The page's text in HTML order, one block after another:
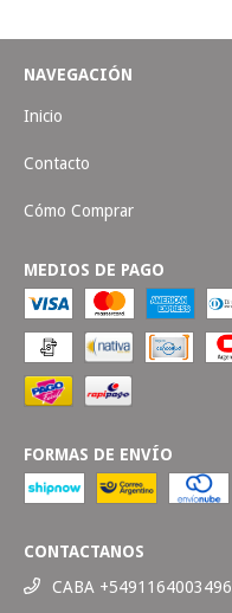
NAVEGACIÓN
Inicio
Contacto
Cómo Comprar
MEDIOS DE PAGO
FORMAS DE ENVÍO
CONTACTANOS
CABA +5491164003496